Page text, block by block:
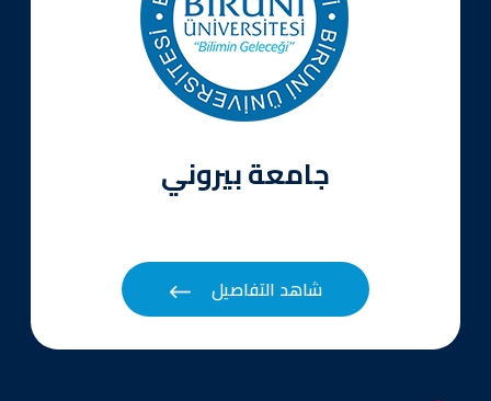
جامعة بيروني
شاهد التفاصيل